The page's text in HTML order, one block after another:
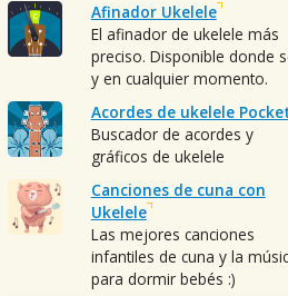
Afinador Ukelele
El afinador de ukelele más
preciso. Disponible donde
y en cualquier momento.
Acordes de ukelele
Buscador de acordes y
gráficos de ukelele
Canciones de cuna con
Ukelele
Las mejores canciones
infantiles de cuna y la
para dormir bebés :)